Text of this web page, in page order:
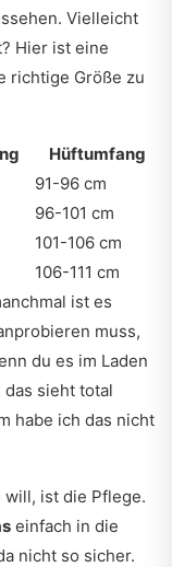
Vielleicht
Hier ist eine
richtige Größe zu
Hüftumfang
91-96 cm
96-101 cm
101-106 cm
106-111 cm
ist es
muss,
du es im Laden
das sieht total
habe ich das nicht
ist die Pflege.
einfach in die
nicht so sicher.